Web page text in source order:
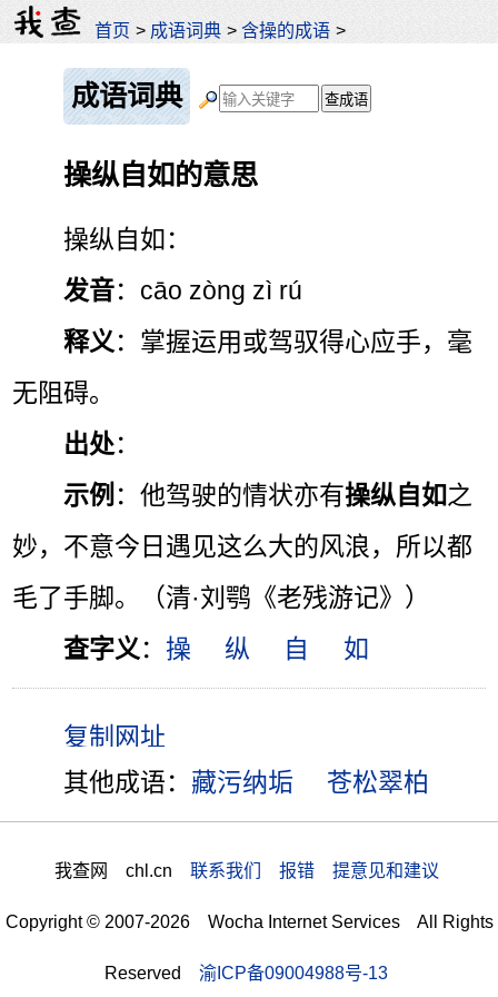
首页 > 成语词典 >含操的成语 >
成语词典
操纵自如的意思
操纵自如：
发音：cāo zòng zì rú
释义 ：掌握运用或驾驭得心应手，毫
无阻碍。
出处：
示例 ：他驾驶的情状亦有操纵自如之
妙，不意今日遇见这么大的风浪，所以都
毛了手脚。（清·刘鹗《老残游记》）
查字义 ： 操 纵 自 如
其他成语： 藏污纳垢 苍松翠柏
我查网 chl.cn 联系我们 报错 提意见和建议
Copyright © 2007-2026 Wocha Internet Services All Rights
Reserved 渝ICP备09004988号-13